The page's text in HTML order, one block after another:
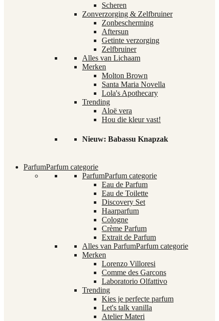
Scheren
Zonverzorging & Zelfbruiner
Zonbescherming
Aftersun
Getinte verzorging
Zelfbruiner
Alles van Lichaam
Merken
Molton Brown
Santa Maria Novella
Lola's Apothecary
Trending
Aloë vera
Hou die kleur vast!
Nieuw: Babassu Knapzak
ParfumParfum categorie
ParfumParfum categorie
Eau de Parfum
Eau de Toilette
Discovery Set
Haarparfum
Cologne
Crème Parfum
Extrait de Parfum
Alles van ParfumParfum categorie
Merken
Lorenzo Villoresi
Comme des Garcons
Laboratorio Olfattivo
Trending
Kies je perfecte parfum
Let's talk vanilla
Atelier Materi